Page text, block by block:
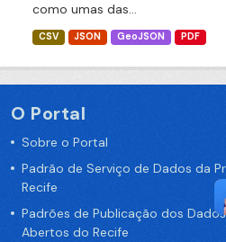
como umas das...
CSV JSON GeoJSON PDF
O Portal
Sobre o Portal
Padrão de Serviço de Dados da
Recife
Padrões de Publicação dos
Abertos do Recife